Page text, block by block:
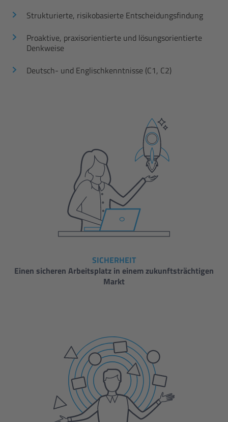
Strukturierte, risikobasierte Entscheidungsfindung
Proaktive, praxisorientierte und lösungsorientierte
Denkweise
Deutsch- und Englischkenntnisse (C1, C2)
SICHERHEIT
Einen sicheren Arbeitsplatz in einem zukunftsträchtigen
Markt